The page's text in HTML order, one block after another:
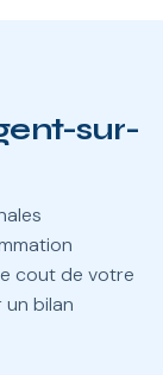
sur-
cout de votre
bilan